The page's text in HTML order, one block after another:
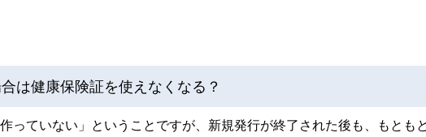
は健康保険証を使えなくなる？
っていない」ということですが、新規発行が終了された後も、もとも